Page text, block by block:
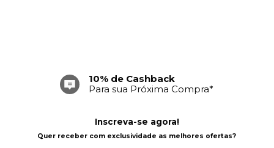
10% de Cashback
Para sua Próxima Compra*
Inscreva-se agora!
Quer receber com exclusividade as melhores ofertas?